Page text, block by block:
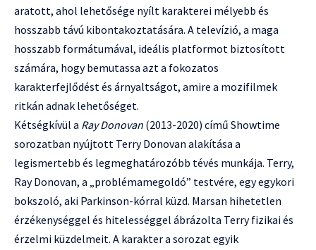
aratott, ahol lehetősége nyílt karakterei mélyebb és
hosszabb távú kibontakoztatására. A televízió, a maga
hosszabb formátumával, ideális platformot biztosított
számára, hogy bemutassa azt a fokozatos
karakterfejlődést és árnyaltságot, amire a mozifilmek
ritkán adnak lehetőséget.
Kétségkívül a Ray Donovan (2013-2020) című Showtime
sorozatban nyújtott Terry Donovan alakítása a
legismertebb és legmeghatározóbb tévés munkája. Terry,
Ray Donovan, a „problémamegoldó” testvére, egy egykori
bokszoló, aki Parkinson-kórral küzd. Marsan hihetetlen
érzékenységgel és hitelességgel ábrázolta Terry fizikai és
érzelmi küzdelmeit. A karakter a sorozat egyik